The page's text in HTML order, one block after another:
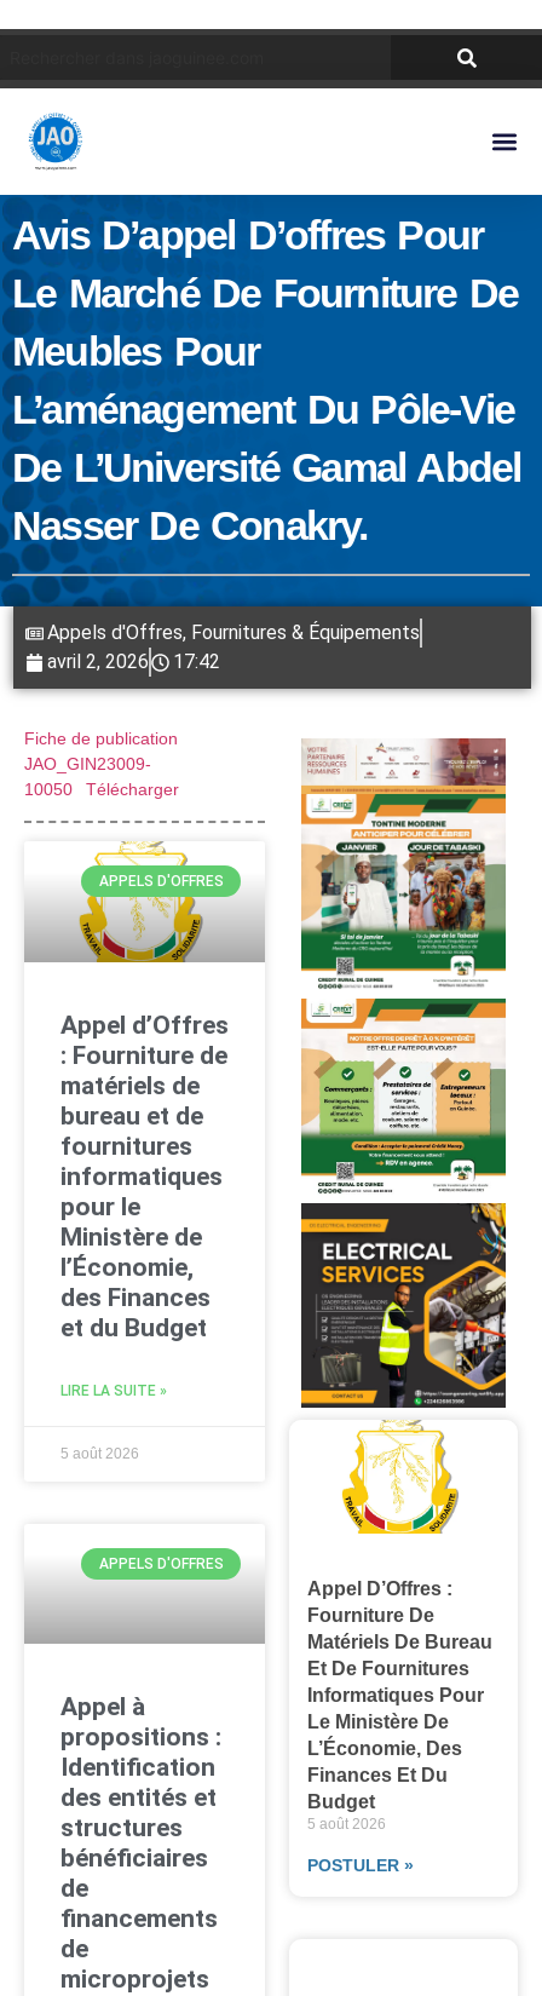
Avis D’appel D’offres Pour
Le Marché De Fourniture De
Meubles Pour
L’aménagement Du Pôle-Vie
De L’Université Gamal Abdel
Nasser De Conakry.
Appels d'Offres, Fournitures & Équipements
avril 2, 2026
17:42
Fiche de publication
JAO_GIN23009-
10050
Télécharger
APPELS D'OFFRES
Appel d’Offres
: Fourniture de
matériels de
bureau et de
fournitures
informatiques
pour le
Ministère de
l’Économie,
des Finances
et du Budget
LIRE LA SUITE »
5 août 2026
APPELS D'OFFRES
Appel à
propositions :
Identification
des entités et
structures
bénéficiaires
de
financements
de
microprojets
Appel D’Offres :
Fourniture De
Matériels De Bureau
Et De Fournitures
Informatiques Pour
Le Ministère De
L’Économie, Des
Finances Et Du
Budget
5 août 2026
POSTULER »